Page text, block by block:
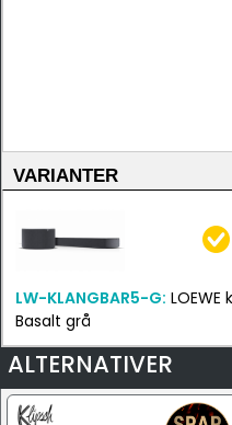
VARIANTER
LW-KLANGBAR5-G:
Basalt grå
ALTERNATIVER